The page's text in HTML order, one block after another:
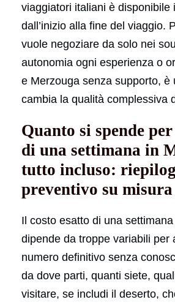
viaggiatori italiani è disponibile
dall’inizio alla fine del viaggio.
vuole negoziare da solo nei
autonomia ogni esperienza o
e Merzouga senza supporto, è
cambia la qualità complessiva
Quanto si spende
di una settimana in
tutto incluso:
preventivo su misura
Il costo esatto di una
dipende da troppe variabili per
numero definitivo senza
da dove parti, quanti siete,
visitare, se includi il deserto,